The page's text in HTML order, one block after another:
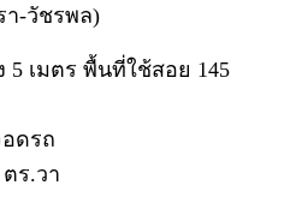
า-วัชรพล)
เมตร พื้นที่ใช้สอย 145
ดรถ
ร.วา